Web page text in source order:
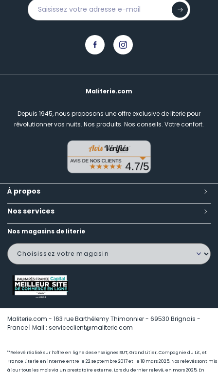
Maliterie.com
Depuis 1945, nous proposons une offre exclusive de literie pour
révolutionner vos nuits. Nos produits. Nos conseils. Votre confort.
À propos
Nos services
Nos magasins de literie
Maliterie.com - 163 rue Barthélemy Thimonnier - 69530 Brignais -
France | Mail : serviceclient@maliterie.com
"*Relevé réalisé sur l’offre en ligne des enseignes BUT, Grand Litier, Compagnie du Lit, et
France Literie en interne entre le 22 septembre 2017 et le 18 mars 2025. Nos relevés sont mis
à jour tous les mois via un prestataire externe. Lors du dernier relevé, en mars 2025, En